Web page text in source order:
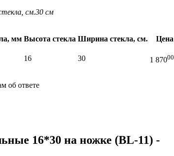
см.30 см
мм Высота стекла Ширина стекла, см. Цена
16 30 1 87000
об ответе
16*30 на ножке (BL-11) -